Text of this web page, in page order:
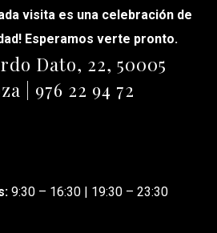
visita es una celebración de
Esperamos verte pronto.
Dato, 22, 50005
| 976 22 94 72
9:30 – 16:30 | 19:30 – 23:30